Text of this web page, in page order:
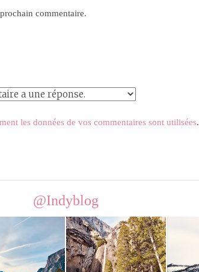
commentaire.
les données de vos commentaires sont utilisées.
@Indyblog